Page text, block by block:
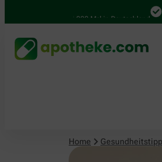
4.000 Mal in Deutschland
Home